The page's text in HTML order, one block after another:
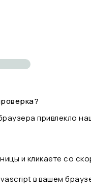
привлекло
и кликаете со
в вашем